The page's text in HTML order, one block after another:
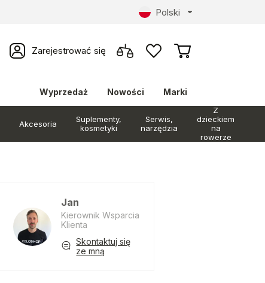
Polski
Zarejestrować się
Wyprzedaż Nowości Marki
Akcesoria
Suplementy,
kosmetyki
Serwis,
narzędzia
Z
dzieckiem
na
rowerze
Jan
Kierownik Wsparcia
Klienta
Skontaktuj się
ze mną